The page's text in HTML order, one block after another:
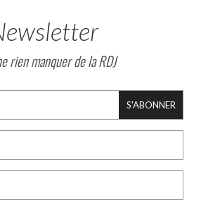
rien manquer de la RDJ
S'ABONNER